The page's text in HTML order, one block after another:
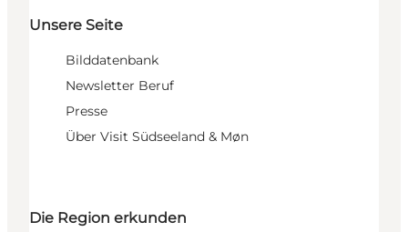
Unsere Seite
Bilddatenbank
Newsletter Beruf
Presse
Über Visit Südseeland & Møn
Die Region erkunden